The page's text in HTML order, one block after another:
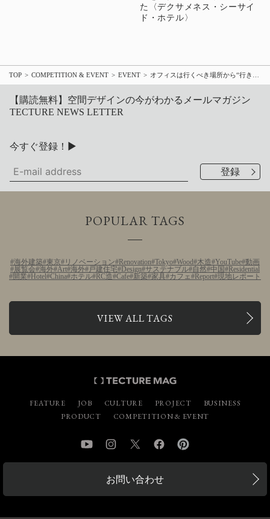
た〈デクサメネス・シーサイ
ド・ホテル〉
TOP COMPETITION & EVENT EVENT
【購読無料】空間デザインの今がわかるメールマガジン
TECTURE NEWS LETTER
今すぐ登録！▶
POPULAR TAGS
海外建築 東京 リノベーション Renovation Tokyo Wood 木造 YouTube 動画
展覧会 海外 Art 海外 戸建住宅 Design サステナブル 自然 中国
Residential
開業
Hotel China ホテル RC造 Cafe 新築 家具 カフェ Report 現地レポート
VIEW ALL TAGS
FEATURE JOB CULTURE PROJECT
BUSINESS
PRODUCT
COMPETITION & EVENT
YouTube InstagramTwitter Facebook
お問い合わせ